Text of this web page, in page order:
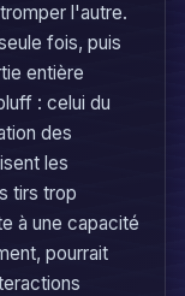
l'autre.
fois, puis
entière
: celui du
des
les
tirs trop
à une capacité
pourrait